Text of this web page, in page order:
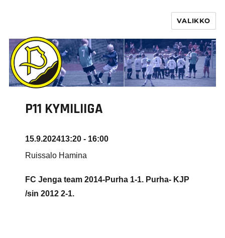
VALIKKO
P11 KYMILIIGA
15.9.202413:20 - 16:00
Ruissalo Hamina
FC Jenga team 2014-Purha 1-1. Purha- KJP
/sin 2012 2-1.